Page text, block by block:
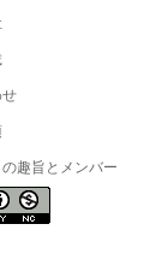
趣旨とメンバー